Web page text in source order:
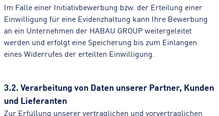
Im Falle einer Initiativbewerbung bzw. der Erteilung einer
Einwilligung für eine Evidenzhaltung kann Ihre Bewerbung
an ein Unternehmen der HABAU GROUP weitergeleitet
werden und erfolgt eine Speicherung bis zum Einlangen
eines Widerrufes der erteilten Einwilligung.
3.2. Verarbeitung von Daten unserer Partner, Kunden
und Lieferanten
Zur Erfüllung unserer vertraglichen und vorvertraglichen